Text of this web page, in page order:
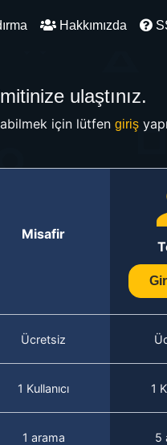
Hakkımızda
ulaştınız.
için lütfen giriş
Misafir
Ücretsiz
1 Kullanıcı 1
1 arama 5